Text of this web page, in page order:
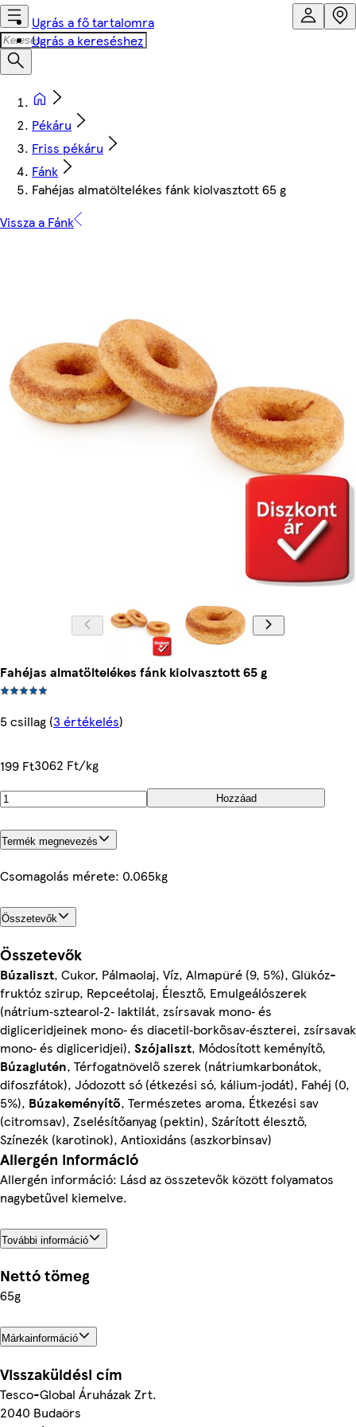
Ugrás a fő tartalomra
Ugrás a kereséshez
Pékáru
Friss pékáru
Fánk
Fahéjas almatöltelékes fánk kiolvasztott 65 g
Vissza a Fánk
Fahéjas almatöltelékes fánk kiolvasztott 65 g
5 csillag (3 értékelés)
199 Ft3062 Ft/kg
Hozzáad
Termék megnevezés
Csomagolás mérete: 0.065kg
Összetevők
Összetevők
Búzaliszt, Cukor, Pálmaolaj, Víz, Almapüré (9, 5%), Glükóz-
fruktóz szirup, Repceétolaj, Élesztő, Emulgeálószerek
(nátrium‐sztearol‐2‐ laktilát, zsírsavak mono‐ és
digliceridjeinek mono‐ és diacetil‐borkősav‐észterei, zsírsavak
mono‐ és digliceridjei), Szójaliszt, Módosított keményítő,
Búzaglutén, Térfogatnövelő szerek (nátriumkarbonátok,
difoszfátok), Jódozott só (étkezési só, kálium‐jodát), Fahéj (0,
5%), Búzakeményítő, Természetes aroma, Étkezési sav
(citromsav), Zselésítőanyag (pektin), Szárított élesztő,
Színezék (karotinok), Antioxidáns (aszkorbinsav)
Allergén információ
Allergén információ: Lásd az összetevők között folyamatos
nagybetűvel kiemelve.
További információ
Nettó tömeg
65g
Márkainformáció
Visszaküldési cím
Tesco-Global Áruházak Zrt.
2040 Budaörs